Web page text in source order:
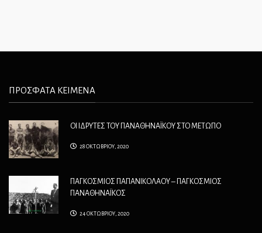
ΠΡΟΣΦΑΤΑ ΚΕΙΜΕΝΑ
ΟΙ ΙΔΡΥΤΕΣ ΤΟΥ ΠΑΝΑΘΗΝΑΪΚΟΥ ΣΤΟ ΜΕΤΩΠΟ
28 ΟΚΤΩΒΡΙΟΥ, 2020
ΠΑΓΚΟΣΜΙΟΣ ΠΑΠΑΝΙΚΟΛΑΟΥ – ΠΑΓΚΟΣΜΙΟΣ
ΠΑΝΑΘΗΝΑΪΚΟΣ
24 ΟΚΤΩΒΡΙΟΥ, 2020